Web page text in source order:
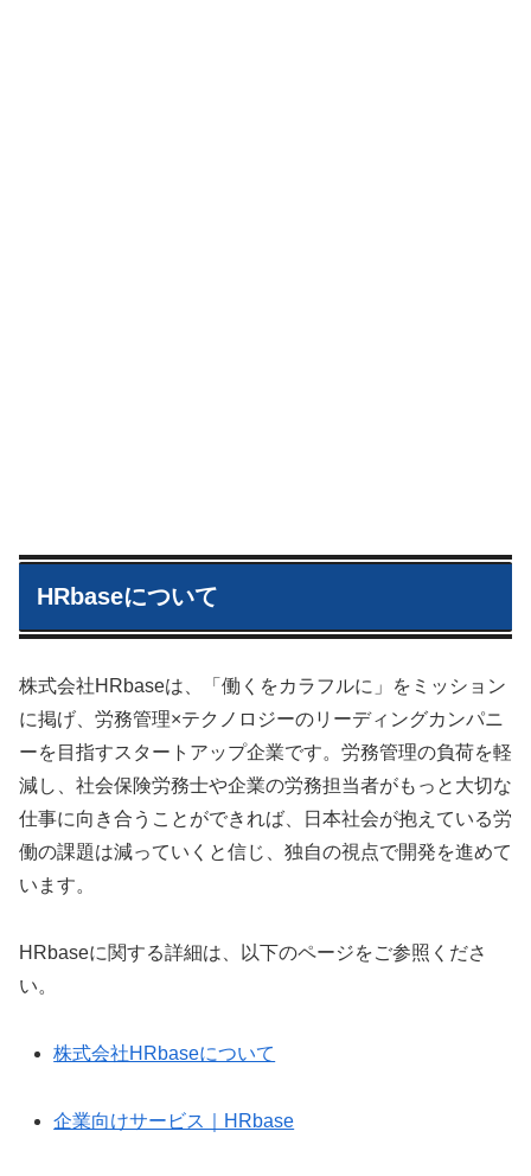
HRbaseについて
株式会社HRbaseは、「働くをカラフルに」をミッション
に掲げ、労務管理×テクノロジーのリーディングカンパニ
ーを目指すスタートアップ企業です。労務管理の負荷を軽
減し、社会保険労務士や企業の労務担当者がもっと大切な
仕事に向き合うことができれば、日本社会が抱えている労
働の課題は減っていくと信じ、独自の視点で開発を進めて
います。
HRbaseに関する詳細は、以下のページをご参照くださ
い。
株式会社HRbaseについて
企業向けサービス｜HRbase